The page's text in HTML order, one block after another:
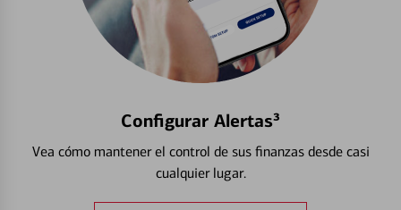
Configurar Alertas³
Vea cómo mantener el control de sus finanzas desde casi
cualquier lugar.